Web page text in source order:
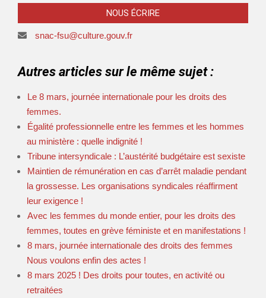
NOUS ÉCRIRE
snac-fsu@culture.gouv.fr
Autres articles sur le même sujet :
Le 8 mars, journée internationale pour les droits des
femmes.
Égalité professionnelle entre les femmes et les hommes
au ministère : quelle indignité !
Tribune intersyndicale : L’austérité budgétaire est sexiste
Maintien de rémunération en cas d’arrêt maladie pendant
la grossesse. Les organisations syndicales réaffirment
leur exigence !
Avec les femmes du monde entier, pour les droits des
femmes, toutes en grève féministe et en manifestations !
8 mars, journée internationale des droits des femmes
Nous voulons enfin des actes !
8 mars 2025 ! Des droits pour toutes, en activité ou
retraitées